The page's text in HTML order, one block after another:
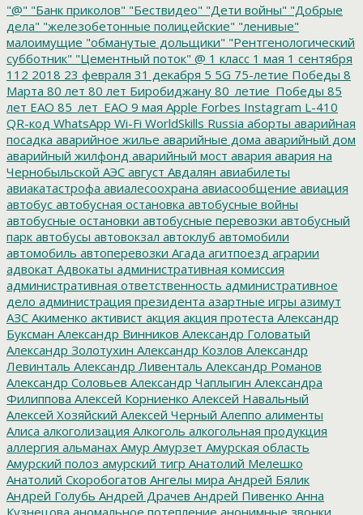
"@" "Банк приколов" "Бествидео" "Дети войны" "Добрые
дела" "железобетонные полицейские" "ленивые"
малоимущие "обманутые дольщики" "Рентгенологический
субботник" "Цементный поток" @ 1 класс 1 мая 1 сентября
112 2018 23 февраля 31 декабря 5 5G 75-летие Победы 8
Марта 80 лет 80 лет Биробиджану 80_летие_Победы 85
лет ЕАО 85_лет_ЕАО 9 мая Apple Forbes Instagram L-410
QR-код WhatsApp Wi-Fi WorldSkills Russia аборты аварийная
посадка аварийное жилье аварийные дома аварийный дом
аварийный жилфонд аварийный мост авария авария на
Чернобыльской АЭС август Авдалян авиабилеты
авиакатастрофа авиалесоохрана авиасообщение авиация
автобус автобусная остановка автобусные войны
автобусные остановки автобусные перевозки автобусный
парк автобусы автовокзал автоклуб автомобили
автомобиль автоперевозки Агада агитпоезд аграрии
адвокат Адвокаты административная комиссия
административная ответственность административное
дело администрация президента азартные игры азимут
АЗС Акименко активист акция акция протеста Александр
Буксман Александр Винников Александр Головатый
Александр Золотухин Александр Козлов Александр
Левинталь Александр Ливенталь Александр Романов
Александр Соловьев Александр Чаплыгин Александра
Филиппова Алексей Корниенко Алексей Навальный
Алексей Хозяйский Алексей Черный Алеппо алименты
Алиса алкоголизация Алкоголь алкогольная продукция
аллергия альманах Амур Амурзет Амурская область
Амурский полоз амурский тигр Анатолий Мелешко
Анатолий Скоробогатов Ангелы мира Андрей Бялик
Андрей Голубь Андрей Драчев Андрей Пивенко Анна
Кузнецова аномальное потепление анонимные звонки